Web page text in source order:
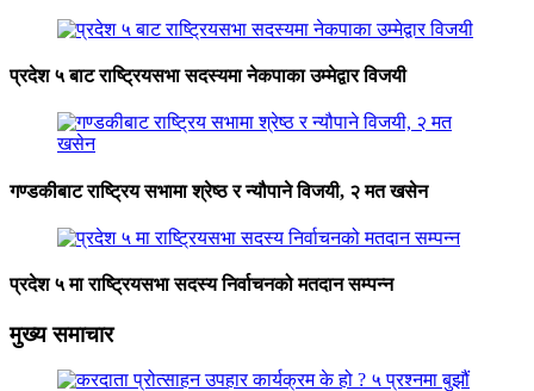
प्रदेश ५ बाट राष्ट्रियसभा सदस्यमा नेकपाका उम्मेद्वार विजयी
गण्डकीबाट राष्ट्रिय सभामा श्रेष्ठ र न्यौपाने विजयी, २ मत खसेन
प्रदेश ५ मा राष्ट्रियसभा सदस्य निर्वाचनको मतदान सम्पन्न
मुख्य समाचार